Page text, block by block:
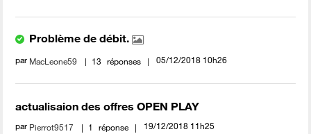
Problème de débit.
par MacLeone59 13 réponses ‎05/12/2018 10h26
actualisaion des offres OPEN PLAY
par Pierrot9517 1 réponse ‎19/12/2018 11h25